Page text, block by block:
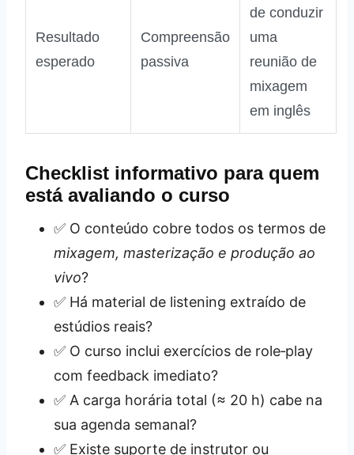
Resultado
esperado
Compreensão
passiva
de conduzir
uma
reunião de
mixagem
em inglês
Checklist informativo para quem
está avaliando o curso
✅ O conteúdo cobre todos os termos de
mixagem, masterização e produção ao
vivo?
✅ Há material de listening extraído de
estúdios reais?
✅ O curso inclui exercícios de role‑play
com feedback imediato?
✅ A carga horária total (≈ 20 h) cabe na
sua agenda semanal?
✅ Existe suporte de instrutor ou